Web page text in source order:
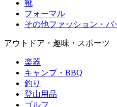
靴
フォーマル
その他ファッション・バ
アウトドア・趣味・スポーツ
楽器
キャンプ・BBQ
釣り
登山用品
ゴルフ